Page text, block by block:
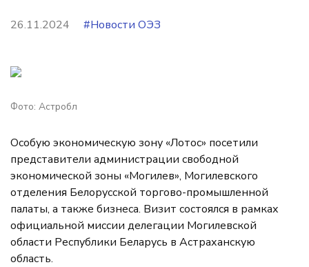
26.11.2024 #Новости ОЭЗ
Фото: Астробл
Особую экономическую зону «Лотос» посетили
представители администрации свободной
экономической зоны «Могилев», Могилевского
отделения Белорусской торгово-промышленной
палаты, а также бизнеса. Визит состоялся в рамках
официальной миссии делегации Могилевской
области Республики Беларусь в Астраханскую
область.